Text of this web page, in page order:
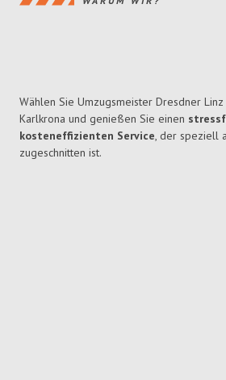
Wählen Sie Umzugsmeister Dresdner
Karlkrona und genießen Sie einen
kosteneffizienten Service, der speziell
zugeschnitten ist.